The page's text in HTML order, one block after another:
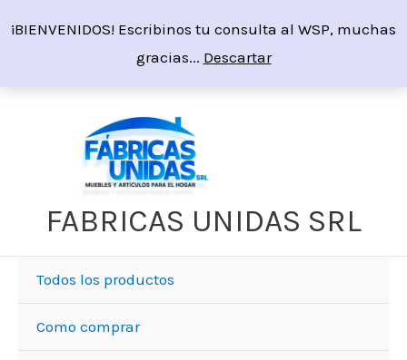
¡BIENVENIDOS! Escribinos tu consulta al WSP, muchas
gracias... Descartar
FABRICAS UNIDAS SRL
Todos los productos
Como comprar